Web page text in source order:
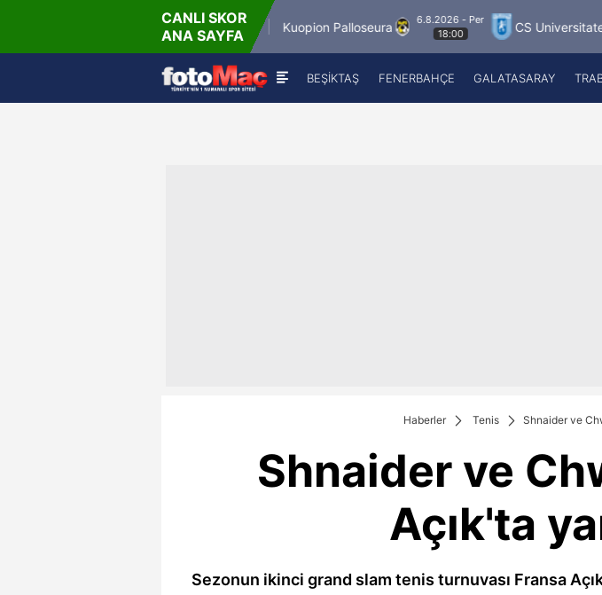
CANLI SKOR
ANA SAYFA
Winner Match 12 Kuopion Palloseura
6.8.2026 - Per
18:00
CS Universitatea
BEŞİKTAŞ FENERBAHÇE GALATASARAY
Haberler Tenis Shnaider ve
Shnaider ve
Açık'ta
Sezonun ikinci grand slam tenis turnuvası Fransa